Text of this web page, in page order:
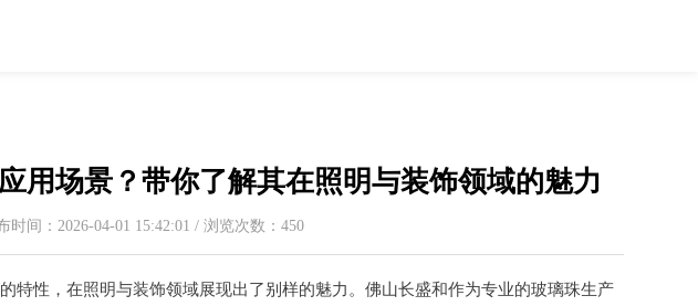
用场景？带你了解其在照明与装饰领域的魅力
时间：2026-04-01 15:42:01 / 浏览次数：450
特性，在照明与装饰领域展现出了别样的魅力。佛山长盛和作为专业的玻璃珠生产